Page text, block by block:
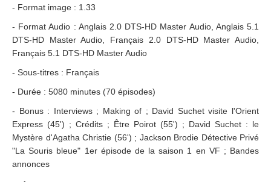
- Format image : 1.33
- Format Audio : Anglais 2.0 DTS-HD Master Audio, Anglais 5.1
DTS-HD Master Audio, Français 2.0 DTS-HD Master Audio,
Français 5.1 DTS-HD Master Audio
- Sous-titres : Français
- Durée : 5080 minutes (70 épisodes)
- Bonus : Interviews ; Making of ; David Suchet visite l'Orient
Express (45') ; Crédits ; Être Poirot (55') ; David Suchet : le
Mystère d'Agatha Christie (56') ; Jackson Brodie Détective Privé
"La Souris bleue" 1er épisode de la saison 1 en VF ; Bandes
annonces